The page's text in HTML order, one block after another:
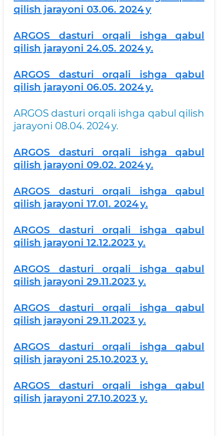
qilish jarayoni 03.06. 2024 y
ARGOS dasturi orqali ishga qabul
qilish jarayoni 24.05. 2024 y.
ARGOS dasturi orqali ishga qabul
qilish jarayoni 06.05. 2024 y.
ARGOS dasturi orqali ishga qabul qilish
jarayoni 08.04. 2024 y.
ARGOS dasturi orqali ishga qabul
qilish jarayoni 09.02. 2024 y.
ARGOS dasturi orqali ishga qabul
qilish jarayoni 17.01. 2024 y.
ARGOS dasturi orqali ishga qabul
qilish jarayoni 12.12.2023 y.
ARGOS dasturi orqali ishga qabul
qilish jarayoni 29.11.2023 y.
ARGOS dasturi orqali ishga qabul
qilish jarayoni 29.11.2023 y.
ARGOS dasturi orqali ishga qabul
qilish jarayoni 25.10.2023 y.
ARGOS dasturi orqali ishga qabul
qilish jarayoni 27.10.2023 y.